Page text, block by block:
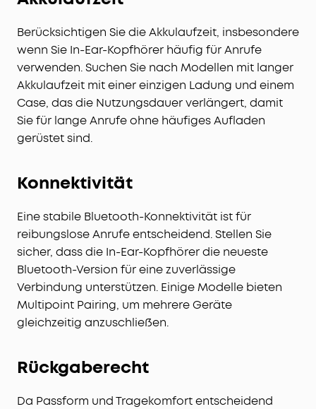
Berücksichtigen Sie die Akkulaufzeit, insbesondere
wenn Sie In-Ear-Kopfhörer häufig für Anrufe
verwenden. Suchen Sie nach Modellen mit langer
Akkulaufzeit mit einer einzigen Ladung und einem
Case, das die Nutzungsdauer verlängert, damit
Sie für lange Anrufe ohne häufiges Aufladen
gerüstet sind.
Konnektivität
Eine stabile Bluetooth-Konnektivität ist für
reibungslose Anrufe entscheidend. Stellen Sie
sicher, dass die In-Ear-Kopfhörer die neueste
Bluetooth-Version für eine zuverlässige
Verbindung unterstützen. Einige Modelle bieten
Multipoint Pairing, um mehrere Geräte
gleichzeitig anzuschließen.
Rückgaberecht
Da Passform und Tragekomfort entscheidend